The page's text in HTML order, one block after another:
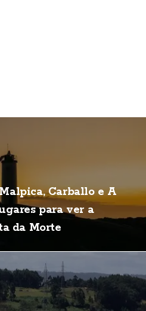
Carballo e A
para ver a
da Morte